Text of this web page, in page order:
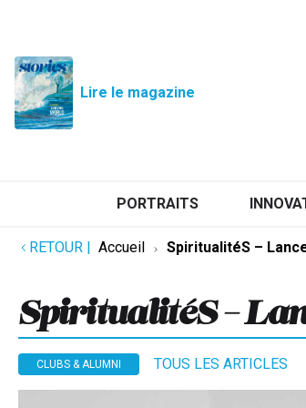
Lire le magazine
PORTRAITS
RETOUR | Accueil SpiritualitéS –
SpiritualitéS –
CLUBS & ALUMNI TOUS LES ARTICLES